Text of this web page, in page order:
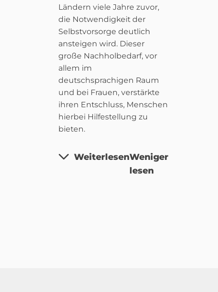
Ländern viele Jahre zuvor,
die Notwendigkeit der
Selbstvorsorge deutlich
ansteigen wird. Dieser
große Nachholbedarf, vor
allem im
deutschsprachigen Raum
und bei Frauen, verstärkte
ihren Entschluss, Menschen
hierbei Hilfestellung zu
bieten.
WeiterlesenWeniger
lesen